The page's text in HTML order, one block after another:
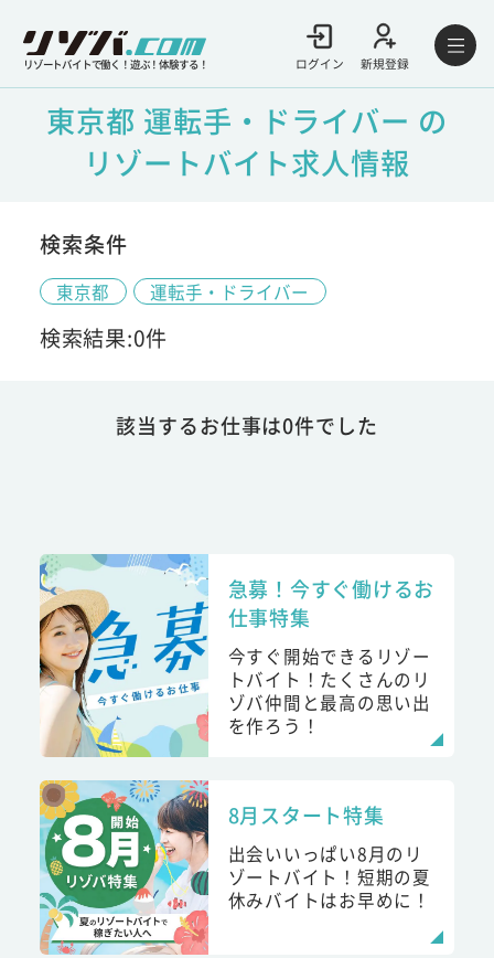
リゾートバイトで働く！遊ぶ！体験する！ ログイン 新規登録
東京都 運転手・ドライバー の
リゾートバイト求人情報
検索条件
東京都 運転手・ドライバー
検索結果:0件
該当するお仕事は0件でした
急募！今すぐ働けるお
仕事特集
今すぐ開始できるリゾー
トバイト！たくさんのリ
ゾバ仲間と最高の思い出
を作ろう！
8月スタート特集
出会いいっぱい8月のリ
ゾートバイト！短期の夏
休みバイトはお早めに！